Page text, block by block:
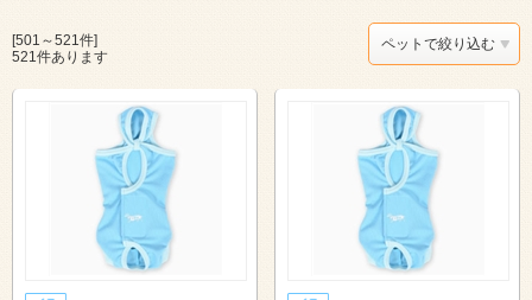
[501～521件]
521件あります
ペットで絞り込む